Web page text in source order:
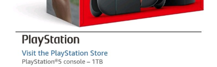
【デレマス】 和久井留美「夢を作って、いつか遊んで」
ドンキのうなぎ食べた14人が食中毒…3歳児から75歳まで被
害
「日本放送協会です」と名乗る男にドアを開けたら地獄…テ
レビもないのに居座り脅迫してきたNHK集金人を警察に通報